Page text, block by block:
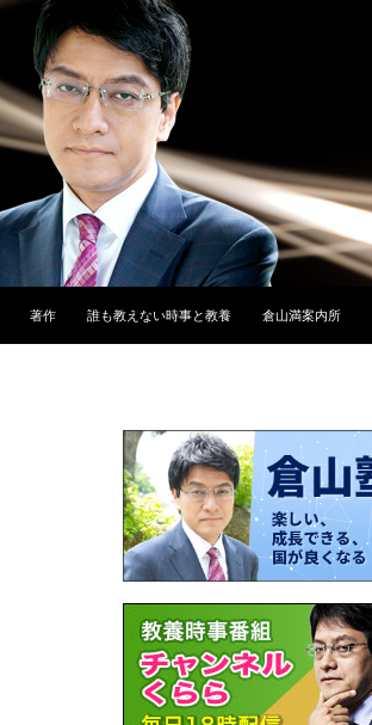
著作 誰も教えない時事と教養 倉山満案内所